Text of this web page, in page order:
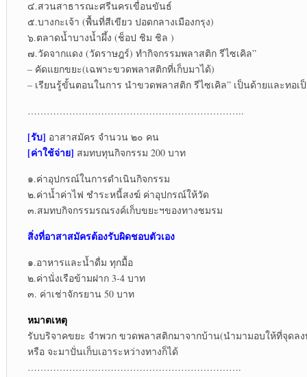
๔.สวนสาธารณะศรีนครเขื่อนขันธ์
๕.บางกะเจ้า (พื้นที่สีเขียว ปอดกลางเมืองกรุง)
๖.ตลาดน้ำบางน้ำผึ้ง (ช็อป ชิม ชิล )
๗.วัดจากแดง (วัดราษฎร์) ทำกิจกรรมพลาสติก รีไซเคิล”
– คัดแยกขยะ(เฉพาะขวดพลาสติกที่เก็บมาได้)
– เรียนรู้ขั้นตอนในการ นำขวดพลาสติก รีไซเคิล” เป็นด้ายและทอเ
…………………………………………………………..
[รับ] อาสาสมัคร จำนวน ๒๐ คน
[ค่าใช้จ่าย] สมทบทุนกิจกรรม 200 บาท
๑.ค่าอุปกรณ์ในการดำเนินกิจกรรม
๒.ค่าน้ำค่าไฟ ชำระหนี้สงฆ์ ค่าอุปกรณ์ให้วัด
๓.สมทบกิจกรรมรณรงค์เก็บขยะฯของทางชมรม
สิ่งที่อาสาสมัครต้องรับผิดชอบตัวเอง
๑.อาหารและน้ำดื่ม ทุกมื้อ
๒.ค่านั่งเรือข้ามฝาก 3-4 บาท
๓. ค่าเช่าจักรยาน 50 บาท
หมาตเหตุ
รับบริจาคขยะ จำพวก ขวดพลาสติกมาจากบ้าน(นำมามอบให้ที่จุดล
หรือ จะมาปั่นเก็บเอาระหว่างทางก็ได้
………………………………………………………….